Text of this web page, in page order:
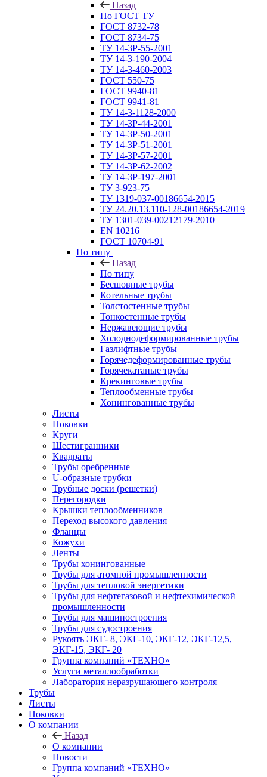
Назад
По ГОСТ ТУ
ГОСТ 8732-78
ГОСТ 8734-75
ТУ 14-3Р-55-2001
ТУ 14-3-190-2004
ТУ 14-3-460-2003
ГОСТ 550-75
ГОСТ 9940-81
ГОСТ 9941-81
ТУ 14-3-1128-2000
ТУ 14-3Р-44-2001
ТУ 14-3Р-50-2001
ТУ 14-3Р-51-2001
ТУ 14-3Р-57-2001
ТУ 14-3Р-62-2002
ТУ 14-ЗР-197-2001
ТУ 3-923-75
ТУ 1319-037-00186654-2015
ТУ 24.20.13.110-128-00186654-2019
ТУ 1301-039-00212179-2010
EN 10216
ГОСТ 10704-91
По типу
Назад
По типу
Бесшовные трубы
Котельные трубы
Толстостенные трубы
Тонкостенные трубы
Нержавеющие трубы
Холоднодеформированные трубы
Газлифтные трубы
Горячедеформированные трубы
Горячекатаные трубы
Крекинговые трубы
Теплообменные трубы
Хонингованные трубы
Листы
Поковки
Круги
Шестигранники
Квадраты
Трубы оребренные
U-образные трубки
Трубные доски (решетки)
Перегородки
Крышки теплообменников
Переход высокого давления
Фланцы
Кожухи
Ленты
Трубы хонингованные
Трубы для атомной промышленности
Трубы для тепловой энергетики
Трубы для нефтегазовой и нефтехимической
промышленности
Трубы для машиностроения
Трубы для судостроения
Рукоять ЭКГ- 8, ЭКГ-10, ЭКГ-12, ЭКГ-12,5,
ЭКГ-15, ЭКГ- 20
Группа компаний «ТЕХНО»
Услуги металлообработки
Лаборатория неразрушающего контроля
Трубы
Листы
Поковки
О компании
Назад
О компании
Новости
Группа компаний «ТЕХНО»